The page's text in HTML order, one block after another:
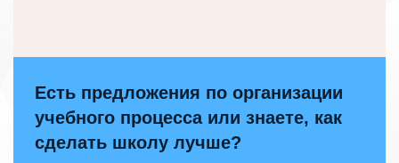
Есть предложения по организации
учебного процесса или знаете, как
сделать школу лучше?